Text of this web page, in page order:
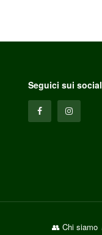
Seguici sui social
👥 Chi siamo